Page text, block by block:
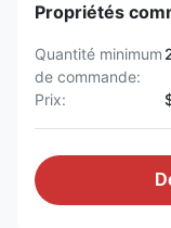
Propriétés
Quantité minimum
de commande:
Prix: